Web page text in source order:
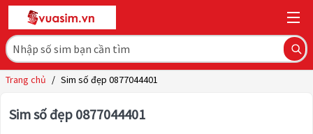
Trang chủ / Sim số đẹp 0877044401
Sim số đẹp 0877044401